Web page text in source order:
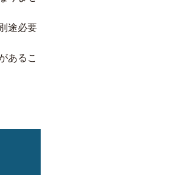
途必要
あるこ